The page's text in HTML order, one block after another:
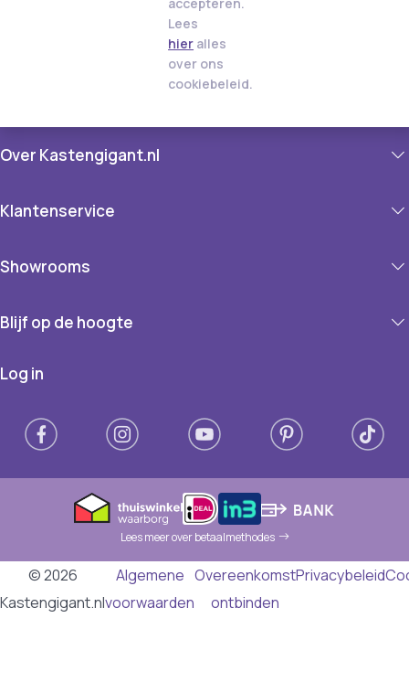
Lees
hier alles
over ons
cookiebeleid.
Over Kastengigant.nl
Klantenservice
Showrooms
Blijf op de hoogte
Log in
Lees meer over betaalmethodes
© 2026
Kastengigant.nl
Algemene
voorwaarden
Overeenkomst
ontbinden
Privacybeleid